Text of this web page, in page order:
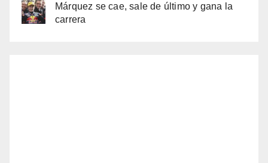
Márquez se cae, sale de último y gana la
carrera